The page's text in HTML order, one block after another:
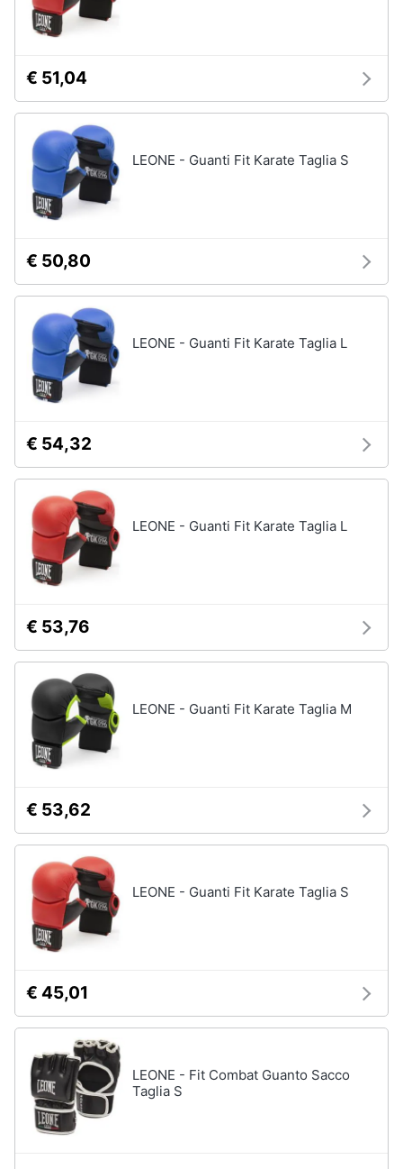
Esci
Barbecue
Torcia
Borraccia
termica
Vedi
tutti
€ 51,04
LEONE - Guanti Fit Karate Taglia S
€ 50,80
LEONE - Guanti Fit Karate Taglia L
€ 54,32
LEONE - Guanti Fit Karate Taglia L
€ 53,76
LEONE - Guanti Fit Karate Taglia M
€ 53,62
LEONE - Guanti Fit Karate Taglia S
€ 45,01
LEONE - Fit Combat Guanto Sacco
Taglia S